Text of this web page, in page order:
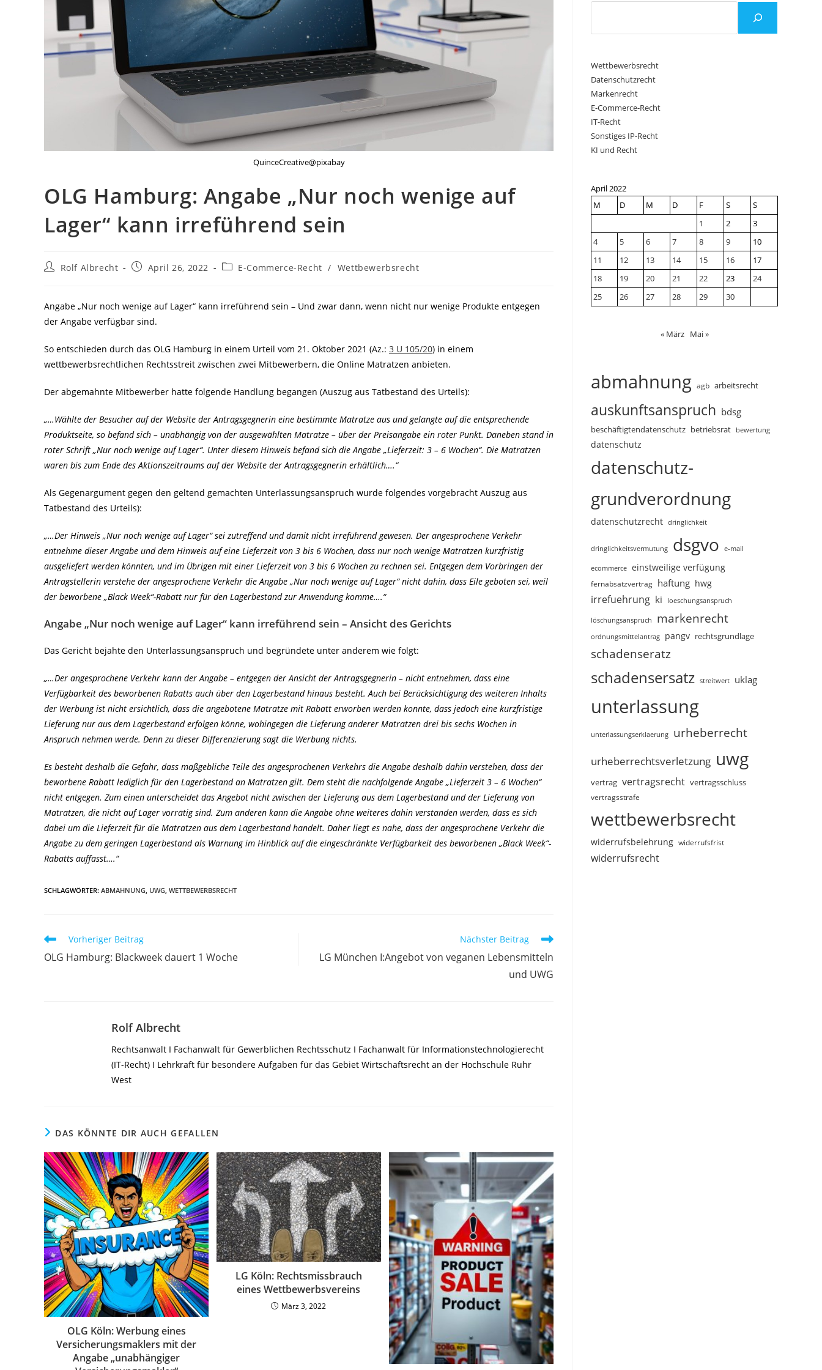
QuinceCreative@pixabay
OLG Hamburg: Angabe „Nur noch wenige auf
Lager“ kann irreführend sein
Beitrags-
Rolf Albrecht
BeitragApril 26, 2022
Beitrags-
E-Commerce-Recht / Wettbewerbsrecht
Angabe „Nur noch wenige auf Lager“ kann irreführend sein – Und zwar dann, wenn nicht nur wenige Produkte entgegen
der Angabe verfügbar sind.
So entschieden durch das OLG Hamburg in einem Urteil vom 21. Oktober 2021 (Az.: 3 U 105/20) in einem
wettbewerbsrechtlichen Rechtsstreit zwischen zwei Mitbewerbern, die Online Matratzen anbieten.
Der abgemahnte Mitbewerber hatte folgende Handlung begangen (Auszug aus Tatbestand des Urteils):
„…Wählte der Besucher auf der Website der Antragsgegnerin eine bestimmte Matratze aus und gelangte auf die entsprechende
Produktseite, so befand sich – unabhängig von der ausgewählten Matratze – über der Preisangabe ein roter Punkt. Daneben stand in
roter Schrift „Nur noch wenige auf Lager“. Unter diesem Hinweis befand sich die Angabe „Lieferzeit: 3 – 6 Wochen“. Die Matratzen
waren bis zum Ende des Aktionszeitraums auf der Website der Antragsgegnerin erhältlich….“
Als Gegenargument gegen den geltend gemachten Unterlassungsanspruch wurde folgendes vorgebracht Auszug aus
Tatbestand des Urteils):
„…Der Hinweis „Nur noch wenige auf Lager“ sei zutreffend und damit nicht irreführend gewesen. Der angesprochene Verkehr
entnehme dieser Angabe und dem Hinweis auf eine Lieferzeit von 3 bis 6 Wochen, dass nur noch wenige Matratzen kurzfristig
ausgeliefert werden könnten, und im Übrigen mit einer Lieferzeit von 3 bis 6 Wochen zu rechnen sei. Entgegen dem Vorbringen der
Antragstellerin verstehe der angesprochene Verkehr die Angabe „Nur noch wenige auf Lager“ nicht dahin, dass Eile geboten sei, weil
der beworbene „Black Week“-Rabatt nur für den Lagerbestand zur Anwendung komme….“
Angabe „Nur noch wenige auf Lager“ kann irreführend sein – Ansicht des Gerichts
Das Gericht bejahte den Unterlassungsanspruch und begründete unter anderem wie folgt:
„…Der angesprochene Verkehr kann der Angabe – entgegen der Ansicht der Antragsgegnerin – nicht entnehmen, dass eine
Verfügbarkeit des beworbenen Rabatts auch über den Lagerbestand hinaus besteht. Auch bei Berücksichtigung des weiteren Inhalts
der Werbung ist nicht ersichtlich, dass die angebotene Matratze mit Rabatt erworben werden konnte, dass jedoch eine kurzfristige
Lieferung nur aus dem Lagerbestand erfolgen könne, wohingegen die Lieferung anderer Matratzen drei bis sechs Wochen in
Anspruch nehmen werde. Denn zu dieser Differenzierung sagt die Werbung nichts.
Es besteht deshalb die Gefahr, dass maßgebliche Teile des angesprochenen Verkehrs die Angabe deshalb dahin verstehen, dass der
beworbene Rabatt lediglich für den Lagerbestand an Matratzen gilt. Dem steht die nachfolgende Angabe „Lieferzeit 3 – 6 Wochen“
nicht entgegen. Zum einen unterscheidet das Angebot nicht zwischen der Lieferung aus dem Lagerbestand und der Lieferung von
Matratzen, die nicht auf Lager vorrätig sind. Zum anderen kann die Angabe ohne weiteres dahin verstanden werden, dass es sich
dabei um die Lieferzeit für die Matratzen aus dem Lagerbestand handelt. Daher liegt es nahe, dass der angesprochene Verkehr die
Angabe zu dem geringen Lagerbestand als Warnung im Hinblick auf die eingeschränkte Verfügbarkeit des beworbenen „Black Week“-
Rabatts auffasst….“
SCHLAGWÖRTER: ABMAHNUNG UWG WETTBEWERBSRECHT
Weitere
ansehen
Vorheriger Beitrag
OLG Hamburg: Blackweek dauert 1 Woche
Nächster Beitrag
LG München I:Angebot von veganen Lebensmitteln
und UWG
Rolf Albrecht
Rechtsanwalt I Fachanwalt für Gewerblichen Rechtsschutz I Fachanwalt für Informationstechnologierecht
(IT-Recht) I Lehrkraft für besondere Aufgaben für das Gebiet Wirtschaftsrecht an der Hochschule Ruhr
West
DAS KÖNNTE DIR AUCH GEFALLEN
OLG Köln: Werbung eines
Versicherungsmaklers mit der
Angabe „unabhängiger
LG Köln: Rechtsmissbrauch
eines Wettbewerbsvereins
März 3, 2022
Wettbewerbsrecht
Datenschutzrecht
Markenrecht
E-Commerce-Recht
IT-Recht
Sonstiges IP-Recht
KI und Recht
April 2022
M
D M D F S
S
1
2
3
4
5 6 7 8 9
10
11
12 13 14 15 16
17
18
19 20 21 22 23
24
25
26 27 28 29 30
« März Mai »
abmahnung agb arbeitsrecht
auskunftsanspruch bdsg
beschäftigtendatenschutz betriebsrat bewertung
datenschutz
datenschutz-
grundverordnung
datenschutzrecht dringlichkeit
dringlichkeitsvermutung dsgvo e-mail
ecommerce einstweilige verfügung
fernabsatzvertrag haftung hwg
irrefuehrung ki loeschungsanspruch
löschungsanspruch markenrecht
ordnungsmittelantrag pangv rechtsgrundlage
schadenseratz
schadensersatz streitwert uklag
unterlassung
unterlassungserklaerung urheberrecht
urheberrechtsverletzung uwg
vertrag vertragsrecht vertragsschluss
vertragsstrafe
wettbewerbsrecht
widerrufsbelehrung widerrufsfrist
widerrufsrecht